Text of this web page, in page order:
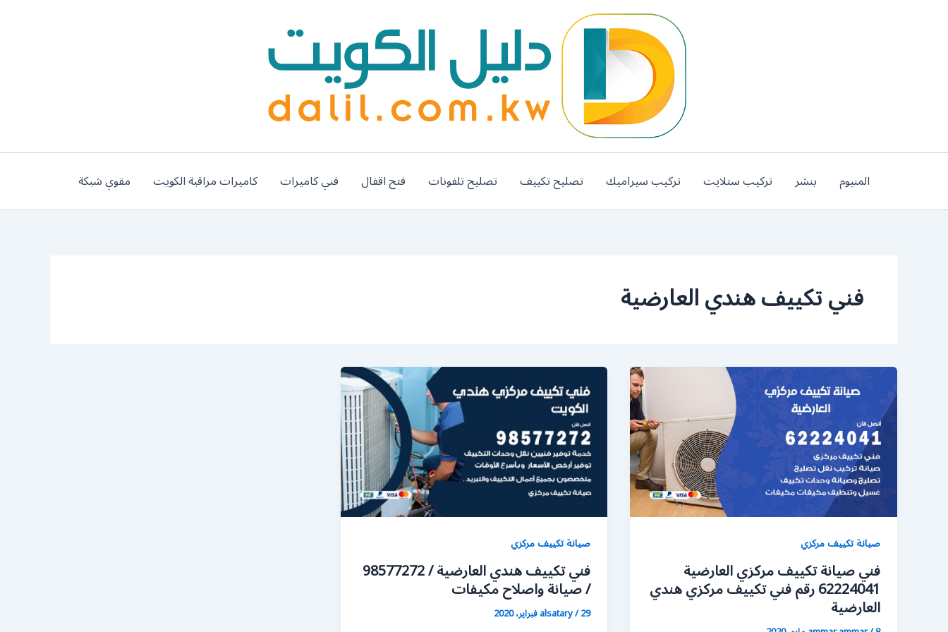
المنيوم بنشر تركيب ستلايت تركيب سيراميك تصليح تكييف تصليح تلفونات فتح اقفال فني كاميرات كاميرات مراقبة الكويت مقوي شبكة
فني تكييف هندي العارضية
صيانة تكييف مركزي
فني صيانة تكييف مركزي العارضية
62224041 رقم فني تكييف مركزي هندي
العارضية
صيانة تكييف مركزي
فني تكييف هندي العارضية / 98577272
/ صيانة واصلاح مكيفات
alsatary/29 فبراير، 2020